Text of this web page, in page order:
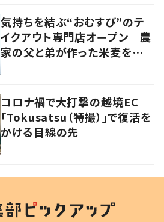
気持ちを結ぶ“おむすび”のテ
イクアウト専門店オープン 農
家の父と弟が作った米麦を使
コロナ禍で大打撃の越境EC
「Tokusatsu（特撮）」で復活を
かける目線の先